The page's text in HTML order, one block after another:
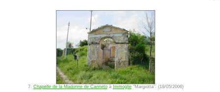
7. Chapelle de la Madonne de Cannetoà Immoglie"Margiotta". (19/05/2006)